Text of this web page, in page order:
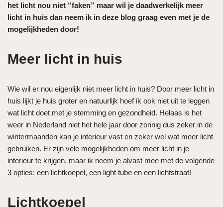
het licht nou niet “faken” maar wil je daadwerkelijk meer
licht in huis dan neem ik in deze blog graag even met je de
mogelijkheden door!
Meer licht in huis
Wie wil er nou eigenlijk niet meer licht in huis? Door meer licht in
huis lijkt je huis groter en natuurlijk hoef ik ook niet uit te leggen
wat licht doet met je stemming en gezondheid. Helaas is het
weer in Nederland niet het hele jaar door zonnig dus zeker in de
wintermaanden kan je interieur vast en zeker wel wat meer licht
gebruiken. Er zijn vele mogelijkheden om meer licht in je
interieur te krijgen, maar ik neem je alvast mee met de volgende
3 opties: een lichtkoepel, een light tube en een lichtstraat!
Lichtkoepel